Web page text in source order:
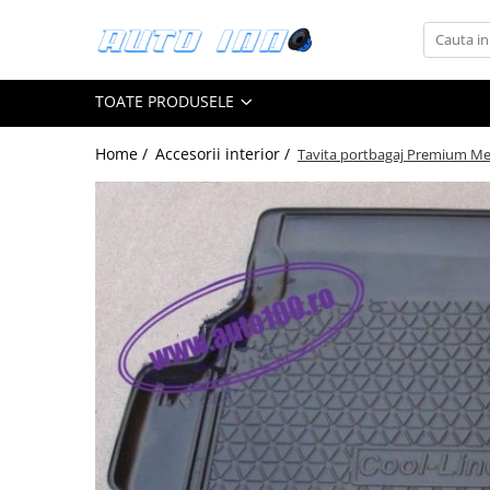
Accesorii interior
Tavite portbagaj auto
Pachete Audio
Accesorii Sisteme Audio
TOATE PRODUSELE
Home / Accesorii interior / Tavita portbagaj Premium